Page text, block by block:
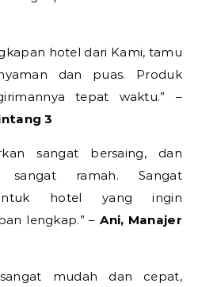
hotel dari Kami, tamu
dan puas. Produk
tepat waktu.” –
3
sangat bersaing, dan
sangat ramah. Sangat
untuk hotel yang ingin
lengkap.” –Ani, Manajer
sangat mudah dan cepat,